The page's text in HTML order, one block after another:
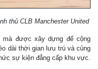
thủ CLB Manchester United
mà được xây dựng để cộng
dài thời gian lưu trú và củng
sự kiện đẳng cấp khu vực.